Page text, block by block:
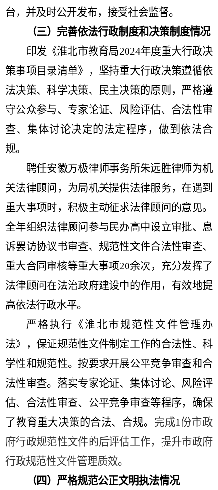
台，并及时公开发布，接受社会监督。
（三）完善依法行政制度和决策制度情况
印发 《淮北市教育局2024年度重大行政决
策事项目录清单》
， 坚持重大行政决策遵循依
法决策、科学决策、民主决策的原则，严格遵
守公众参与、专家论证、风险评估、合法性审
查、集体讨论决定的法定程序，做到依法合
规。
聘任安徽方极律师事务所朱远胜律师为机
关法律顾问，为局机关提供法律服务，在遇到
重大事项时，积极主动征求法律顾问的意见。
全年组织法律顾问参与民办高中设立审批、 息
诉罢访协议书审查、规范性文件合法性审查、
重大合同审核等重大事项20余次，充分发挥了
法律顾问在法治政府建设中的作用， 有效地提
高依法行政水平。
严格执行 《淮北市规范性文件管理办
法》，保证规范性文件制定工作的合法性、科
学性和规范性。按要求开展公平竞争审查和合
法性审查。 落实专家论证、集体讨论、 风险评
估、 合法性审查、公平竞争审查等程序，确保
了教育重大决策的合法、合规。 完成1份市政
府行政规范性文件的后评估工作，提升市政府
行政规范性文件管理质效。
（四）严格规范公正文明执法情况